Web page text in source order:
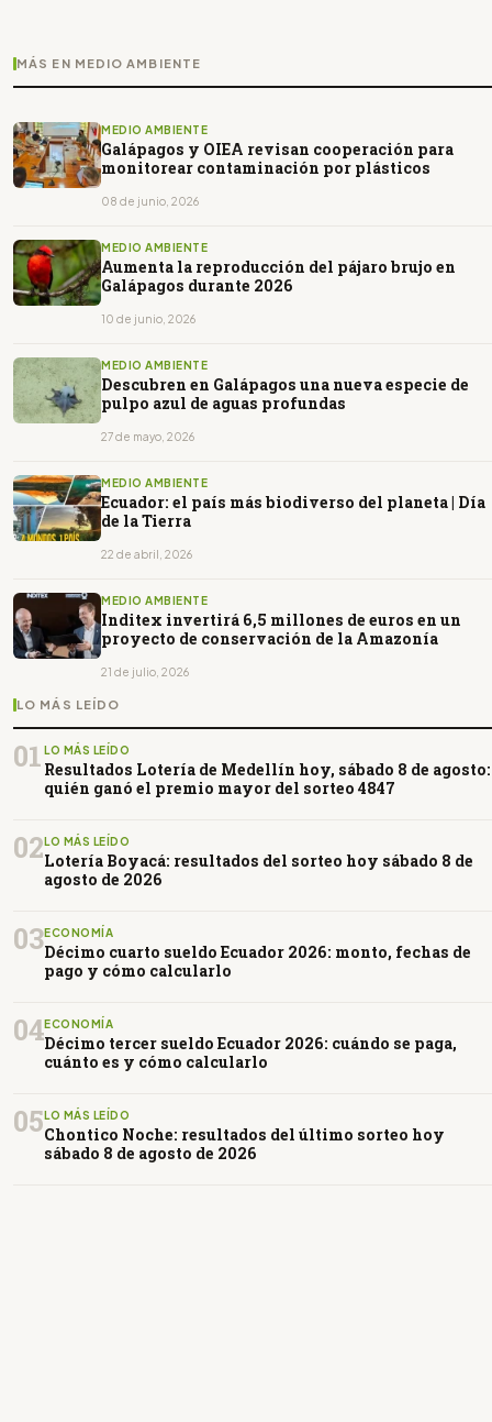
MÁS EN MEDIO AMBIENTE
MEDIO AMBIENTE
Galápagos y OIEA revisan cooperación para
monitorear contaminación por plásticos
08 de junio, 2026
MEDIO AMBIENTE
Aumenta la reproducción del pájaro brujo en
Galápagos durante 2026
10 de junio, 2026
MEDIO AMBIENTE
Descubren en Galápagos una nueva especie de
pulpo azul de aguas profundas
27 de mayo, 2026
MEDIO AMBIENTE
Ecuador: el país más biodiverso del planeta | Día
de la Tierra
22 de abril, 2026
MEDIO AMBIENTE
Inditex invertirá 6,5 millones de euros en un
proyecto de conservación de la Amazonía
21 de julio, 2026
LO MÁS LEÍDO
01 LO MÁS LEÍDO
Resultados Lotería de Medellín hoy, sábado 8 de agosto:
quién ganó el premio mayor del sorteo 4847
02LO MÁS LEÍDO
Lotería Boyacá: resultados del sorteo hoy sábado 8 de
agosto de 2026
03ECONOMÍA
Décimo cuarto sueldo Ecuador 2026: monto, fechas de
pago y cómo calcularlo
04ECONOMÍA
Décimo tercer sueldo Ecuador 2026: cuándo se paga,
cuánto es y cómo calcularlo
05LO MÁS LEÍDO
Chontico Noche: resultados del último sorteo hoy
sábado 8 de agosto de 2026